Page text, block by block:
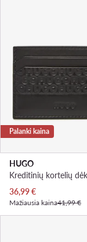
Palanki kaina
HUGO
Dabartinė kaina
36,99€
Mažiausia kaina41,99 €